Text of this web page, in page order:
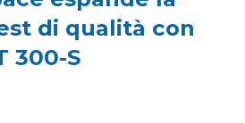
di qualità con
300-S